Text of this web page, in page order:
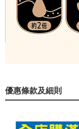
優惠條款及細則